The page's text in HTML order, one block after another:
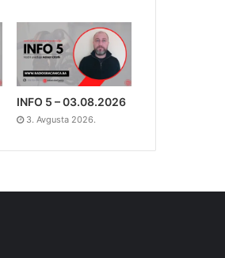
INFO 5 – 03.08.2026
3. Avgusta 2026.